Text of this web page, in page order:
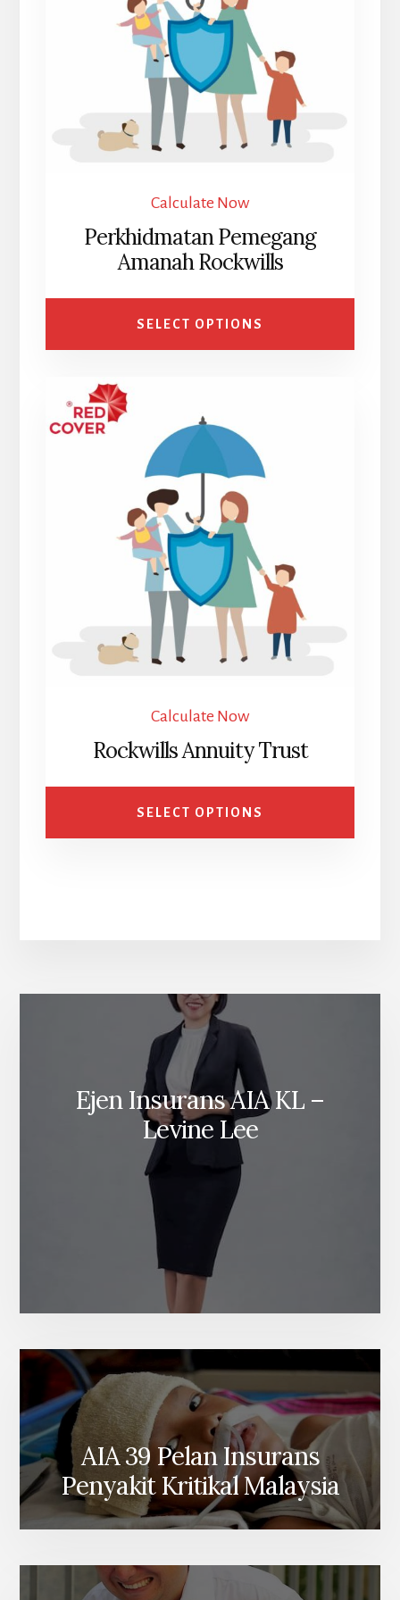
Calculate Now
Perkhidmatan Pemegang
Amanah Rockwills
SELECT OPTIONS
Calculate Now
Rockwills Annuity Trust
SELECT OPTIONS
Ejen Insurans AIA KL –
Levine Lee
AIA 39 Pelan Insurans
Penyakit Kritikal Malaysia